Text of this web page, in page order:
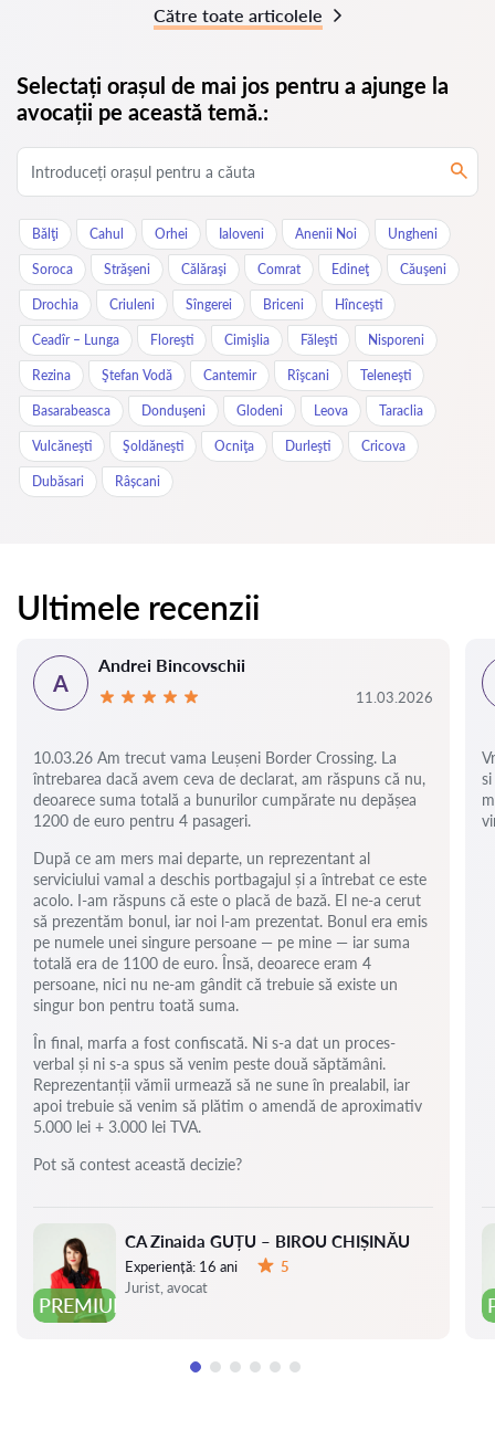
Către toate articolele
Selectați orașul de mai jos pentru a ajunge la
avocații pe această temă.:
Bălţi Cahul Orhei Ialoveni Anenii Noi Ungheni
Soroca Străşeni Călăraşi Comrat Edineţ Căuşeni
Drochia Criuleni Sîngerei Briceni Hînceşti
Ceadîr – Lunga Floreşti Cimişlia Făleşti Nisporeni
Rezina Ştefan Vodă Cantemir Rîşcani Teleneşti
Basarabeasca Donduşeni Glodeni Leova Taraclia
Vulcăneşti Şoldăneşti Ocniţa Durleşti Cricova
Dubăsari Râșcani
Ultimele recenzii
PREMIUM
CA Zinaida GUȚU – BIROU CHIȘINĂU
Experiență: 16 ani
5
Jurist, avocat
A
Andrei Bincovschii
11.03.2026
10.03.26 Am trecut vama Leușeni Border Crossing. La
întrebarea dacă avem ceva de declarat, am răspuns că nu,
deoarece suma totală a bunurilor cumpărate nu depășea
1200 de euro pentru 4 pasageri.
După ce am mers mai departe, un reprezentant al
serviciului vamal a deschis portbagajul și a întrebat ce este
acolo. I-am răspuns că este o placă de bază. El ne-a cerut
să prezentăm bonul, iar noi l-am prezentat. Bonul era emis
pe numele unei singure persoane — pe mine — iar suma
totală era de 1100 de euro. Însă, deoarece eram 4
persoane, nici nu ne-am gândit că trebuie să existe un
singur bon pentru toată suma.
În final, marfa a fost confiscată. Ni s-a dat un proces-
verbal și ni s-a spus să venim peste două săptămâni.
Reprezentanții vămii urmează să ne sune în prealabil, iar
apoi trebuie să venim să plătim o amendă de aproximativ
5.000 lei + 3.000 lei TVA.
Pot să contest această decizie?